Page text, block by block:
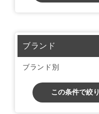
ブランド
ブランド別
この条件で絞